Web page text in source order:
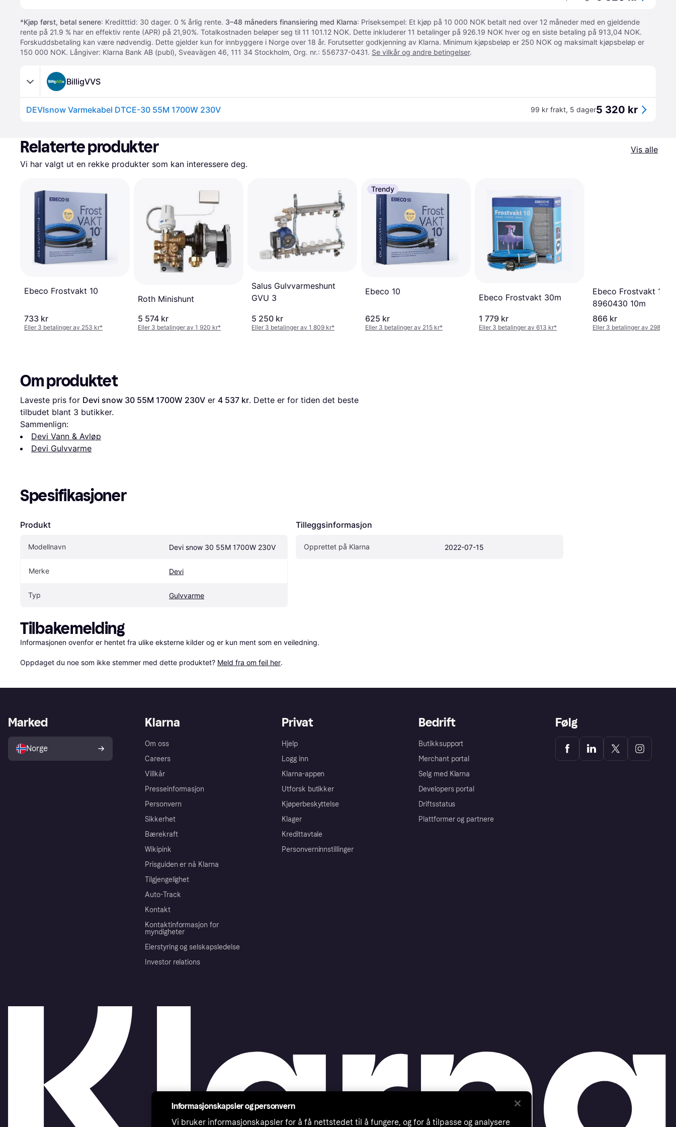
*Kjøp først, betal senere: Kreditttid: 30 dager. 0 % årlig rente. 3–48 måneders finansiering med Klarna: Priseksempel: Et kjøp på 10 000 NOK betalt ned over 12 måneder med en gjeldende
rente på 21.9 % har en effektiv rente (APR) på 21,90%. Totalkostnaden beløper seg til 11 101.12 NOK. Dette inkluderer 11 betalinger på 926.19 NOK hver og en siste betaling på 913,04 NOK.
Forskuddsbetaling kan være nødvendig. Dette gjelder kun for innbyggere i Norge over 18 år. Forutsetter godkjenning av Klarna. Minimum kjøpsbeløp er 250 NOK og maksimalt kjøpsbeløp er
150 000 NOK. Långiver: Klarna Bank AB (publ), Sveavägen 46, 111 34 Stockholm, Org. nr.: 556737-0431. Se vilkår og andre betingelser.
BilligVVS
DEVIsnow Varmekabel DTCE-30 55M 1700W 230V 99 kr frakt, 5 dager5 320 kr
Relaterte produkter
Vis alle
Vi har valgt ut en rekke produkter som kan interessere deg.
Ebeco Frostvakt 10
733 kr
Eller 3 betalinger av 253 kr*
Roth Minishunt
5 574 kr
Eller 3 betalinger av 1 920 kr*
Salus Gulvvarmeshunt
GVU 3
5 250 kr
Eller 3 betalinger av 1 809 kr*
Trendy
Ebeco 10
625 kr
Eller 3 betalinger av 215 kr*
Ebeco Frostvakt 30m
1 779 kr
Eller 3 betalinger av 613 kr*
Ebeco Frostvakt 10
8960430 10m
866 kr
Eller 3 betalinger av 298 kr
Om produktet
Laveste pris for Devi snow 30 55M 1700W 230V er 4 537 kr. Dette er for tiden det beste
tilbudet blant 3 butikker.
Sammenlign:
Devi Vann & Avløp
Devi Gulvvarme
Spesifikasjoner
Produkt
Modellnavn Devi snow 30 55M 1700W 230V
Merke Devi
Typ Gulvvarme
Tilleggsinformasjon
Opprettet på Klarna 2022-07-15
Tilbakemelding
Informasjonen ovenfor er hentet fra ulike eksterne kilder og er kun ment som en veiledning.
Oppdaget du noe som ikke stemmer med dette produktet? Meld fra om feil her.
Klarna
Om oss
Careers
Villkår
Presseinformasjon
Personvern
Sikkerhet
Bærekraft
Wikipink
Prisguiden er nå Klarna
Tilgjengelighet
Auto-Track
Kontakt
Kontaktinformasjon for
myndigheter
Eierstyring og selskapsledelse
Investor relations
Privat
Hjelp
Logg inn
Klarna-appen
Utforsk butikker
Kjøperbeskyttelse
Klager
Kredittavtale
Personverninnstillinger
Bedrift
Butikksupport
Merchant portal
Selg med Klarna
Developers portal
Driftsstatus
Plattformer og partnere
Marked
Norge
Følg
Informasjonskapsler og personvern
Vi bruker informasjonskapsler for å få nettstedet til å fungere, og for å tilpasse og analysere